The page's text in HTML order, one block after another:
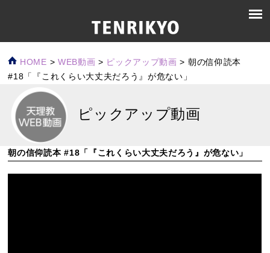
HOME > WEB動画 > ピックアップ動画 > 朝の信仰読本
#18「『これくらい大丈夫だろう』が危ない」
ピックアップ動画
朝の信仰読本 #18「『これくらい大丈夫だろう』が危ない」